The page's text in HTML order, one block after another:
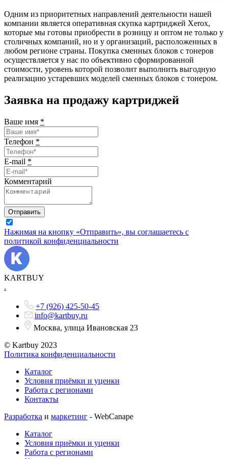
Одним из приоритетных направлений деятельности нашей
компании является оперативная скупка картриджей Xerox,
которые мы готовы приобрести в розницу и оптом не только у
столичных компаний, но и у организаций, расположенных в
любом регионе страны. Покупка сменных блоков с тонеров
осуществляется у нас по объективно сформированной
стоимости, уровень которой позволит выполнить выгодную
реализацию устаревших моделей сменных блоков с тонером.
Заявка на продажу картриджей
Ваше имя *
Телефон *
E-mail *
Комментарий
Отправить
Нажимая на кнопку «Отправить», вы соглашаетесь с
политикой конфиденциальности
KARTBUY
.
+7 (926) 425-50-45
info@kartbuy.ru
Москва, улица Ивановская 23
© Kartbuy 2023
Политика конфиденциальности
Каталог
Условия приёмки и уценки
Работа с регионами
Контакты
Разработка и маркетинг - WebCanape
Каталог
Условия приёмки и уценки
Работа с регионами